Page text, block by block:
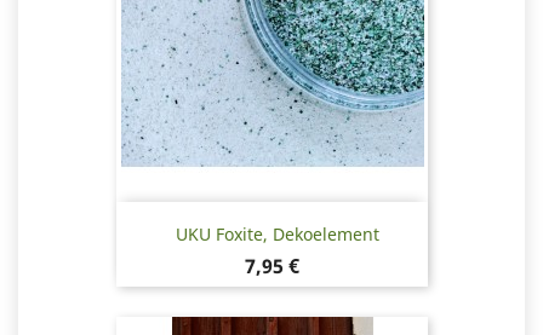
UKU Foxite, Dekoelement
Pris
7,95 €